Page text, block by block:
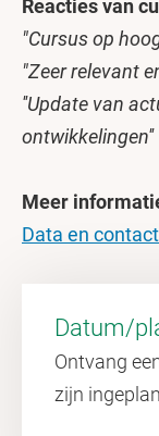
Reacties van
"Cursus op
"Zeer relevant
''Update van
ontwikkelingen''
Meer
Data en contact
Datum/
Ontvang
zijn